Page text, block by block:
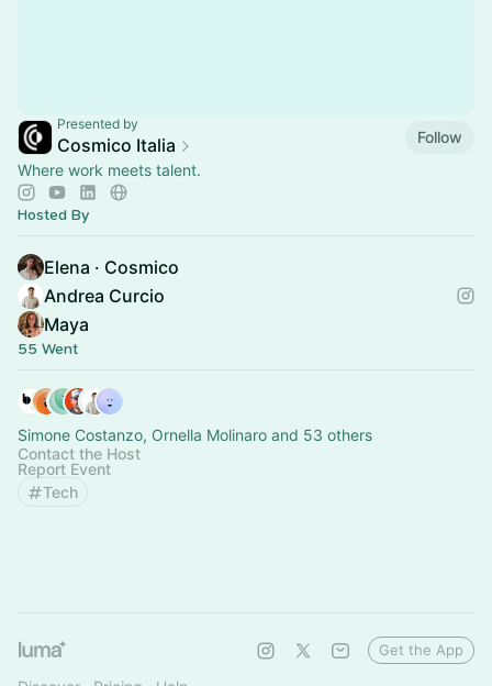
Presented by
Cosmico Italia
Follow
Where work meets talent.
Hosted By
Elena · Cosmico
Andrea Curcio
Maya
55 Went
Simone Costanzo, Ornella Molinaro and 53 others
Contact the Host
Report Event
Tech
Get the App